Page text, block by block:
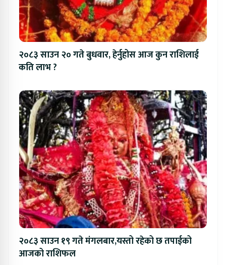
२०८३ साउन २० गते बुधवार, हेर्नुहोस आज कुन राशिलाई
कति लाभ ?
२०८३ साउन १९ गते मंगलबार,यस्तो रहेको छ तपाईको
आजको राशिफल